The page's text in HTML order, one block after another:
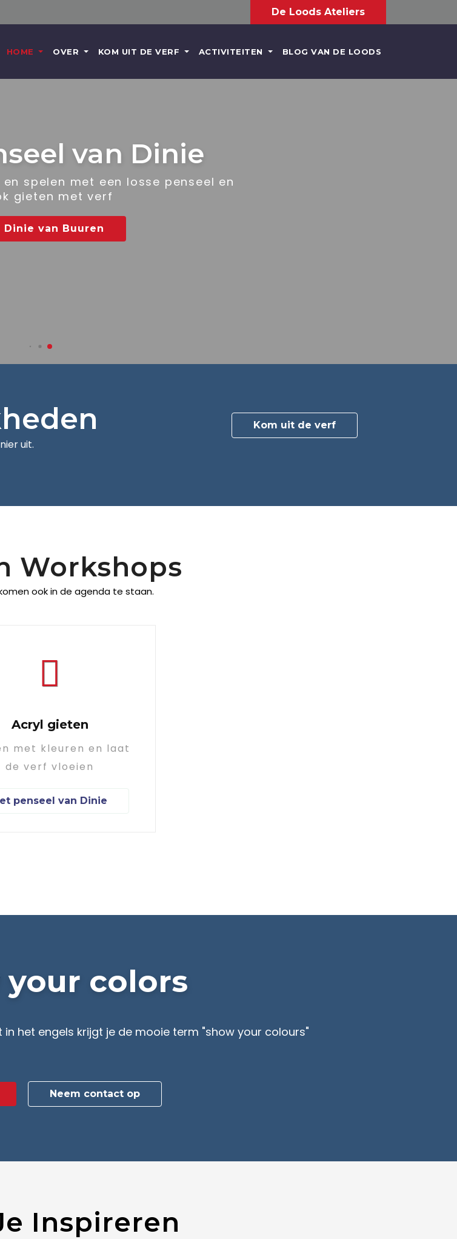
De Loods Ateliers
HOME OVER KOM UIT DE VERF ACTIVITEITEN BLOG VAN DE LOODS
van Dinie
spelen met een losse penseel en
gieten met verf
Dinie van Buuren
uit.
Kom uit de verf
Workshops
ook in de agenda te staan.
Acryl gieten
met kleuren en laat
de verf vloeien
penseel van Dinie
your colors
het engels krijgt je de mooie term "show your colours"
Neem contact op
Inspireren